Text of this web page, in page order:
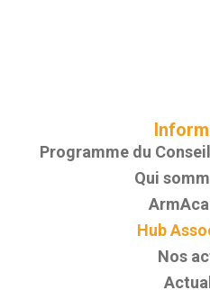
Programme du
Qui
Hub
Nos